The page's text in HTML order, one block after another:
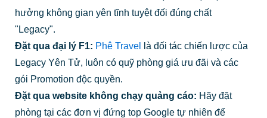
hưởng không gian yên tĩnh tuyệt đối đúng chất
"Legacy".
Đặt qua đại lý F1: Phê Travel
là đối tác chiến lược của
Legacy Yên Tử, luôn có quỹ phòng giá ưu đãi và các
gói Promotion độc quyền.
Đặt qua website không chạy quảng cáo: Hãy đặt
phòng tại các đơn vị đứng top Google tự nhiên để